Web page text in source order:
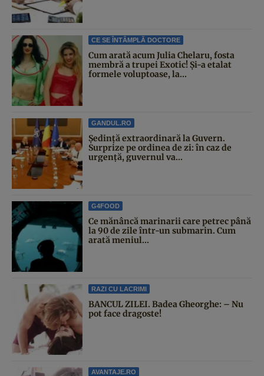
CE SE ÎNTÂMPLĂ DOCTORE
Cum arată acum Julia Chelaru, fosta
membră a trupei Exotic! Și-a etalat
formele voluptoase, la...
GANDUL.RO
Şedinţă extraordinară la Guvern.
Surprize pe ordinea de zi: în caz de
urgență, guvernul va...
G4FOOD
Ce mănâncă marinarii care petrec până
la 90 de zile într-un submarin. Cum
arată meniul...
RAZI CU LACRIMI
BANCUL ZILEI. Badea Gheorghe: – Nu
pot face dragoste!
AVANTAJE.RO